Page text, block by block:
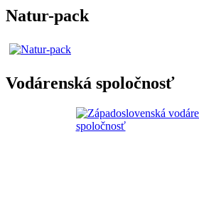
Natur-pack
Vodárenská spoločnosť